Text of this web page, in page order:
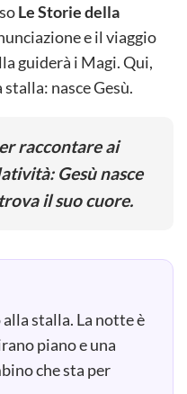
Le Storie della
e il viaggio
guiderà i Magi. Qui,
nasce Gesù.
raccontare ai
Gesù nasce
il suo cuore.
stalla. La notte è
piano e una
che sta per